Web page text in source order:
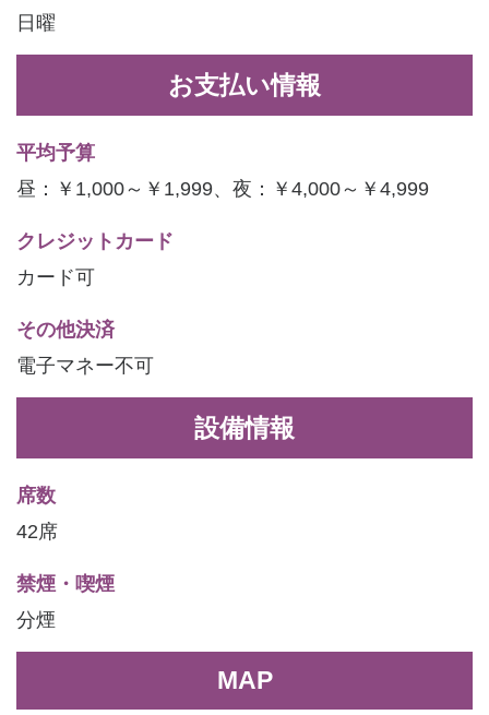
日曜
お支払い情報
平均予算
昼：￥1,000～￥1,999、夜：￥4,000～￥4,999
クレジットカード
カード可
その他決済
電子マネー不可
設備情報
席数
42席
禁煙・喫煙
分煙
MAP